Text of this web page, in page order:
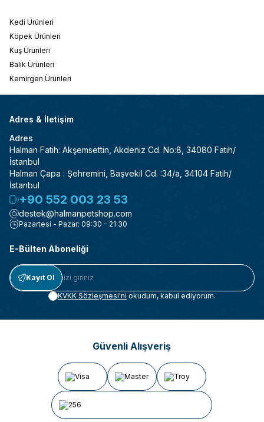
Kedi Ürünleri
Köpek Ürünleri
Kuş Ürünleri
Balık Ürünleri
Kemirgen Ürünleri
Adres & İletişim
Adres
Halman Fatih: Akşemsettin, Akdeniz Cd. No:8, 34080 Fatih/
İstanbul
Halman Çapa : Şehremini, Başvekil Cd. :34/a, 34104 Fatih/
İstanbul
+90 552 003 23 53
destek@halmanpetshop.com
Pazartesi - Pazar: 09:30 - 21:30
E-Bülten Aboneliği
Kayıt Ol
KVKK Sözleşmesi'ni okudum, kabul ediyorum.
Güvenli Alışveriş